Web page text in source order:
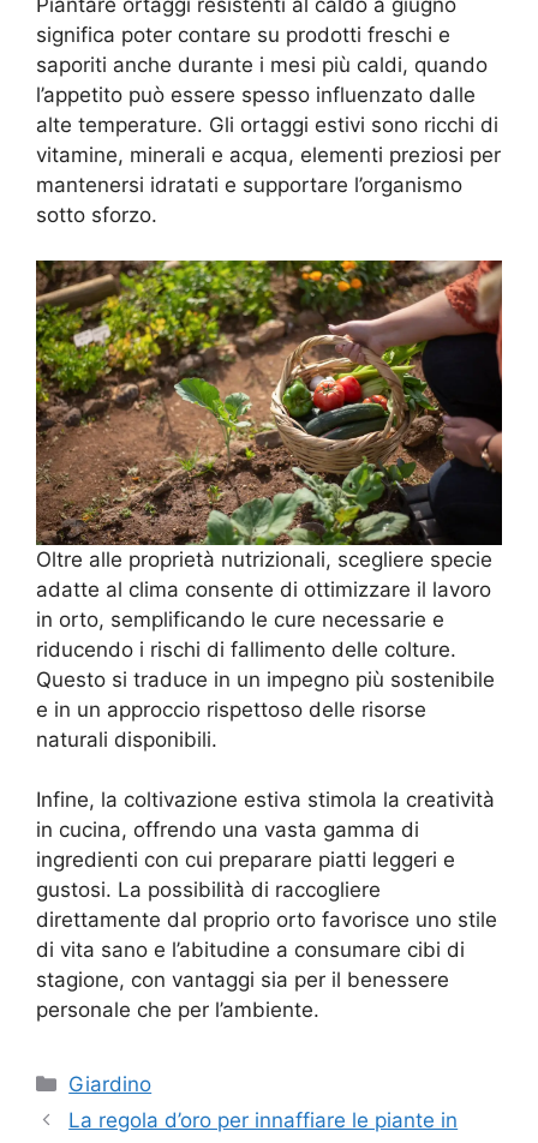
significa poter contare su prodotti freschi e
saporiti anche durante i mesi più caldi, quando
l’appetito può essere spesso influenzato dalle
alte temperature. Gli ortaggi estivi sono ricchi di
vitamine, minerali e acqua, elementi preziosi per
mantenersi idratati e supportare l’organismo
sotto sforzo.
Oltre alle proprietà nutrizionali, scegliere specie
adatte al clima consente di ottimizzare il lavoro
in orto, semplificando le cure necessarie e
riducendo i rischi di fallimento delle colture.
Questo si traduce in un impegno più sostenibile
e in un approccio rispettoso delle risorse
naturali disponibili.
Infine, la coltivazione estiva stimola la creatività
in cucina, offrendo una vasta gamma di
ingredienti con cui preparare piatti leggeri e
gustosi. La possibilità di raccogliere
direttamente dal proprio orto favorisce uno stile
di vita sano e l’abitudine a consumare cibi di
stagione, con vantaggi sia per il benessere
personale che per l’ambiente.
Categorie
Giardino
La regola d’oro per innaffiare le piante in